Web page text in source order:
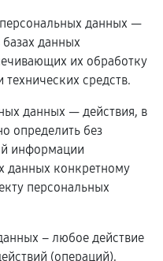
данных —
данных
их обработку
средств.
данных — действия, в
определить без
информации
данных конкретному
персональных
– любое действие
(операций),